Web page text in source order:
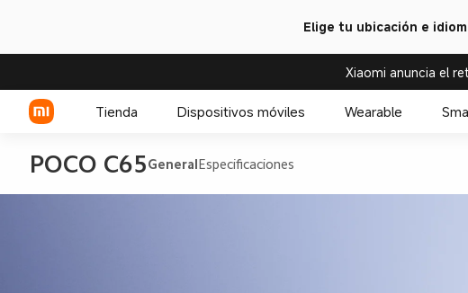
Elige tu ubicación e
Xiaomi anuncia el
Tienda Dispositivos móviles Wearable
POCO C65 GeneralEspecificaciones